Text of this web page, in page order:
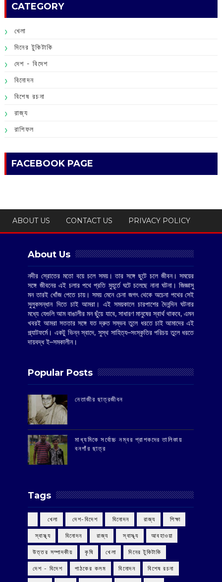
CATEGORY
খেলা
দিনের টুকিটাকি
দেশ - বিদেশ
বিনোদন
বিশেষ রচনা
রাজ্য
রাশিফল
FACEBOOK PAGE
ABOUT US CONTACT US PRIVACY POLICY
About Us
নদীর স্রোতের মতো বয়ে চলে সময়। তার সঙ্গে ছুটে চলে জীবন। সময়ের
সঙ্গে জীবনের এই চলার পথে প্রতি মুহূর্তে ঘটে চলেছে নানা ঘটনা। জিজ্ঞাসু
মন তারই খোঁজ পেতে চায়। সময় মেনে চেনা জগৎ থেকে অচেনা পথের সেই
সুলুকসন্ধান দিতে চাই আমরা। এই সময়কালে চারপাশের দৈনন্দিন ঘটনার
মধ্যে যেগুলি আম বাঙালীর মন ছুঁয়ে যাবে, সাধারণ মানুষের স্বার্থ থাকবে, এমন
খবরই আমরা সততার সঙ্গে যত দ্রুত সম্ভব তুলে ধরতে চাই আমাদের এই
প্ল্যাটফর্মে। একটু ভিন্ন স্বাদে, সুস্থ সাহিত্য–সংস্কৃতির পরিচয় তুলে ধরতে
দায়বদ্ধ ই–সমকালীন।
Popular Posts
‌নেতাজীর ছাত্রজীবন
মাধ্যমিকে সর্বোচ্চ নম্বর প্রাপকদের তালিকায়
বনগাঁর ছাত্র
Tags
‌ খেলা ‌ দেশ-বিদেশ ‌ বিনোদন ‌ রাজ্য ‌ শিক্ষা
‌ স্বাস্থ্য ‌ বিনোদন ‌ রাজ্য ‌ স্বাস্থ্য আবহাওয়া
উত্তর সম্পাদকীয় কৃষি খেলা দিনের টুকিটাকি
দেশ - বিদেশ পাঠকের কলম বিনোদন বিশেষ রচনা